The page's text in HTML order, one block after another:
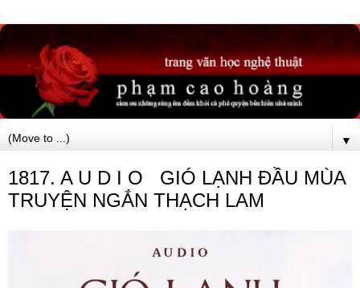
▼
1817. A U D I O GIÓ LẠNH ĐẦU MÙA
TRUYỆN NGẮN THẠCH LAM